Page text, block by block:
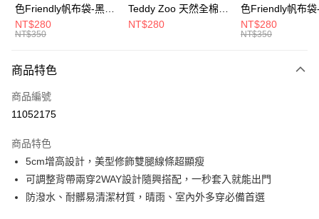
大哥付你分期
相關說明
2.付款方式選擇「大哥付你分期」，訂單成立後會自動跳轉到大哥付的交易
成交易。
3.實際核准額度、可分期數及費用金額請依後續交易確認頁面所載為準。
消。如遇「轉專審核」未通過狀況，表示未達大哥付你分期系統評分，恕無
法說明評估內容。
【繳款方式說明】
1.分期款項不併入電信帳單，「大哥付你分期」於每月結算日後寄送繳費提
2.透過簡訊連結打開帳單後，可選擇「超商條碼／台灣大直營門市／銀行轉
運送方式
全家取貨付款
付款後全家取貨
每筆NT$100，滿NT$700(含以上)免運費
色Friendly帆布袋-黑色
(TZB107)
NT$280
NT$350
Teddy Zoo 天然全棉純
色Friendly帆布袋-白色
NT$280
色Friendly帆布袋
色(TZB107)
NT$280
NT$350
商品特色
商品編號
11052175
商品特色
5cm增高設計，美型修飾雙腿線條超顯瘦
可調整背帶兩穿2WAY設計隨興搭配，一秒套入就能出門
防潑水、耐髒易清潔材質，晴雨、室內外多穿必備首選